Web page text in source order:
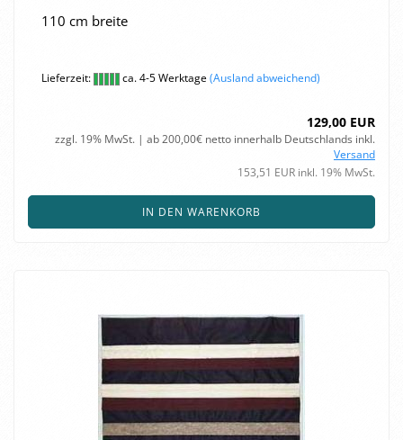
110 cm brei­te
Lieferzeit: ca. 4-5 Werktage(Ausland abweichend)
129,00 EUR
zzgl. 19% MwSt. | ab 200,00€ netto innerhalb Deutschlands inkl.
Versand
153,51 EUR inkl. 19% MwSt.
IN DEN WARENKORB